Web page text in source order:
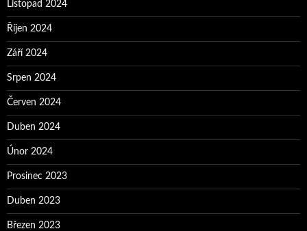
Listopad 2024
Říjen 2024
Září 2024
Srpen 2024
Červen 2024
Duben 2024
Únor 2024
Prosinec 2023
Duben 2023
Březen 2023